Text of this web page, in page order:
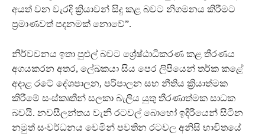
අයත් වන වැරදි ක්‍රියාවන් සිදු කළ බවට නිගමනය කිරීමට
ප්‍රමාණවත් පදනමක් නොවේ”.
නිර්වචනය ඉතා පුළුල් බවට ශ්‍රේෂ්ඨාධිකරණ කළ තීරණය
අගයකරන අතර, ලේඛකයා සිය පෙර ලිපියෙන් තර්ක කළේ
අදාළ රටේ දේශපාලන, පරිපාලන සහ නීතිය ක්‍රියාත්මක
කිරීමේ සංස්කෘතීන් සලකා බැලිය යුතු තීරණාත්මක සාධක
බවයි. නවසීලන්තය වැනි රටවල් බොහෝ ඉදිරියෙන් සිටින
නමුත් සංවර්ධනය වෙමින් පවතින රටවල අනිසි භාවිතයේ